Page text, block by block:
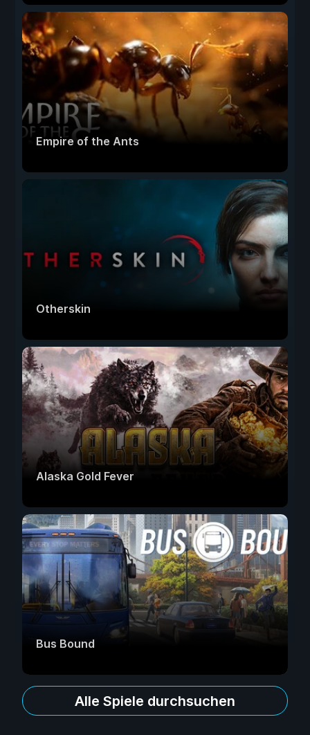
Empire of the Ants
Otherskin
Alaska Gold Fever
Bus Bound
Alle Spiele durchsuchen